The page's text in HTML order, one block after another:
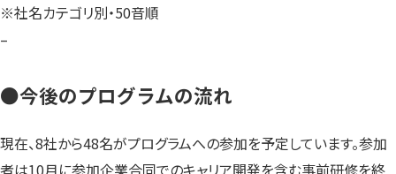
※社名カテゴリ別・50音順
–
●今後のプログラムの流れ
現在、8社から48名がプログラムへの参加を予定しています。参加
者は10月に参加企業合同でのキャリア開発を含む事前研修を終